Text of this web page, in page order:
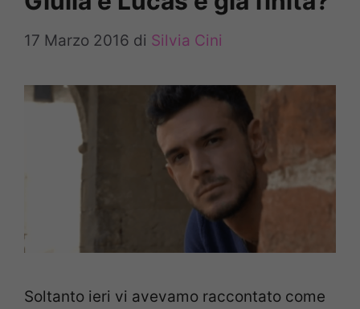
17 Marzo 2016 di Silvia Cini
Soltanto ieri vi avevamo raccontato come